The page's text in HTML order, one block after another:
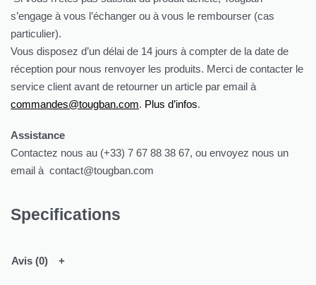
s’engage à vous l’échanger ou à vous le rembourser (cas
particulier).
Vous disposez d’un délai de 14 jours à compter de la date de
réception pour nous renvoyer les produits. Merci de contacter le
service client avant de retourner un article par email à
commandes@tougban.com. Plus d’infos.
Assistance
Contactez nous au (+33) 7 67 88 38 67, ou envoyez nous un
email à contact@tougban.com
Specifications
Avis (0)